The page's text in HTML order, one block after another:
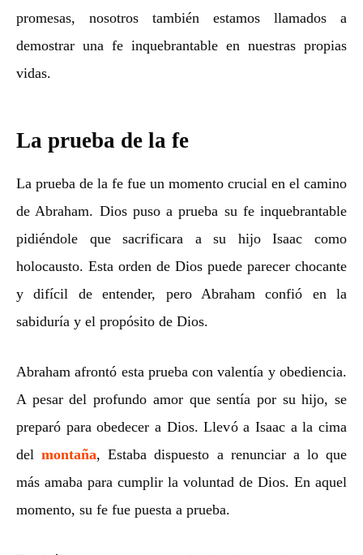
promesas, nosotros también estamos llamados a
demostrar una fe inquebrantable en nuestras propias
vidas.
La prueba de la fe
La prueba de la fe fue un momento crucial en el camino
de Abraham. Dios puso a prueba su fe inquebrantable
pidiéndole que sacrificara a su hijo Isaac como
holocausto. Esta orden de Dios puede parecer chocante
y difícil de entender, pero Abraham confió en la
sabiduría y el propósito de Dios.
Abraham afrontó esta prueba con valentía y obediencia.
A pesar del profundo amor que sentía por su hijo, se
preparó para obedecer a Dios. Llevó a Isaac a la cima
delmontaña, Estaba dispuesto a renunciar a lo que
más amaba para cumplir la voluntad de Dios. En aquel
momento, su fe fue puesta a prueba.